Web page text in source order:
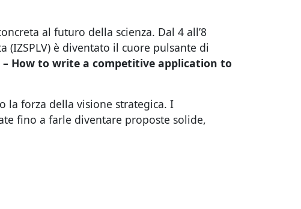
al futuro della scienza. Dal 4 all’8
è diventato il cuore pulsante di
– How to write a competitive application to
la forza della visione strategica. I
fino a farle diventare proposte solide,